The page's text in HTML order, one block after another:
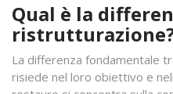
Qual è la
La differenza fondamentale
risiede nel loro obiettivo e